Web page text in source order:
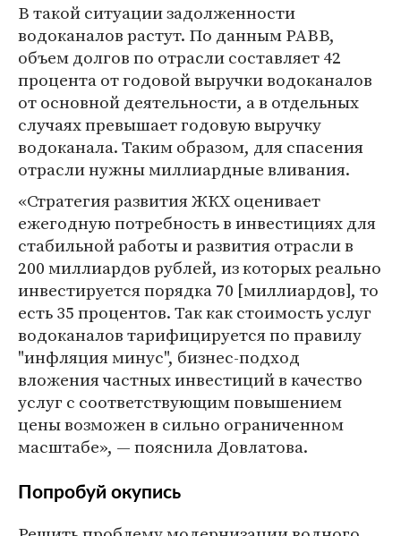
В такой ситуации задолженности
водоканалов растут. По данным РАВВ,
объем долгов по отрасли составляет 42
процента от годовой выручки водоканалов
от основной деятельности, а в отдельных
случаях превышает годовую выручку
водоканала. Таким образом, для спасения
отрасли нужны миллиардные вливания.
«Стратегия развития ЖКХ оценивает
ежегодную потребность в инвестициях для
стабильной работы и развития отрасли в
200 миллиардов рублей, из которых реально
инвестируется порядка 70 [миллиардов], то
есть 35 процентов. Так как стоимость услуг
водоканалов тарифицируется по правилу
"инфляция минус", бизнес-подход
вложения частных инвестиций в качество
услуг с соответствующим повышением
цены возможен в сильно ограниченном
масштабе», — пояснила Довлатова.
Попробуй окупись